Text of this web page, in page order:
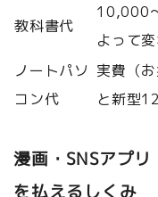
教科書代
10,000
よって変
ノートパソ
コン代
実費（
と新型
漫画・SNSアプ
を払えるしくみ